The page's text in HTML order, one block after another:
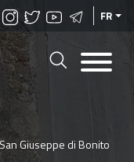
FR
Giuseppe di Bonito